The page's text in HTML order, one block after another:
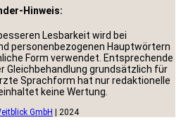
Hinweis:
Lesbarkeit wird bei
personenbezogenen Hauptwörtern
Form verwendet. Entsprechende
Gleichbehandlung grundsätzlich für
Sprachform hat nur redaktionelle
keine Wertung.
GmbH | 2024